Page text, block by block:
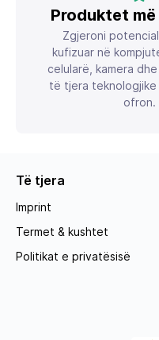
Produktet
Zgjeroni
kufizuar në
celularë, kamera
të tjera
ofron.
Të tjera
Imprint
Termet & kushtet
Politikat e privatësisë